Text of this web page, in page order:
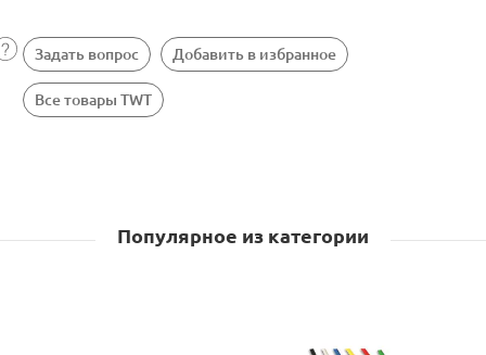
Задать вопрос Добавить в избранное
Все товары TWT
Популярное из категории